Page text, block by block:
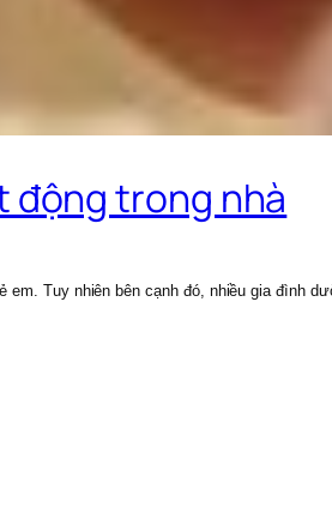
động trong nhà
Tuy nhiên bên cạnh đó, nhiều gia đình